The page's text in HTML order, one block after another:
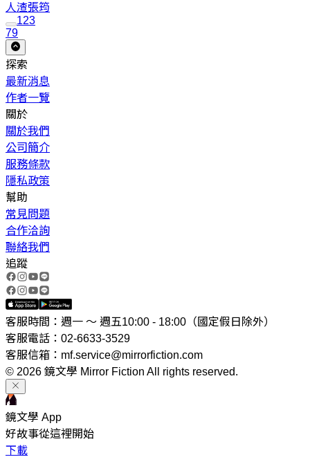
人渣張筠
123
79
探索
最新消息
作者一覽
關於
關於我們
公司簡介
服務條款
隱私政策
幫助
常見問題
合作洽詢
聯絡我們
追蹤
客服時間：週一 ～ 週五10:00 - 18:00（國定假日除外）
客服電話：02-6633-3529
客服信箱：mf.service@mirrorfiction.com
© 2026 鏡文學 Mirror Fiction All rights reserved.
鏡文學 App
好故事從這裡開始
下載